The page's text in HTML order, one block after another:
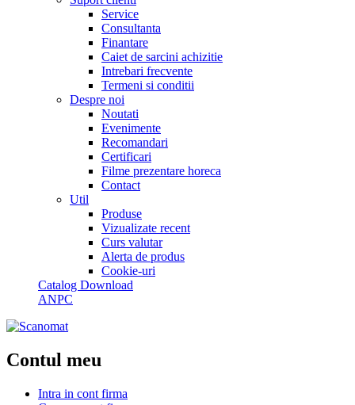
Service
Consultanta
Finantare
Caiet de sarcini achizitie
Intrebari frecvente
Termeni si conditii
Despre noi
Noutati
Evenimente
Recomandari
Certificari
Filme prezentare horeca
Contact
Util
Produse
Vizualizate recent
Curs valutar
Alerta de produs
Cookie-uri
Catalog Download
ANPC
Contul meu
Intra in cont firma